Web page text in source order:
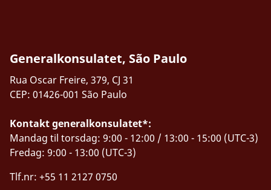
Generalkonsulatet, São Paulo
Rua Oscar Freire, 379, CJ 31
CEP: 01426-001 São Paulo
Kontakt generalkonsulatet*:
Mandag til torsdag: 9:00 - 12:00 / 13:00 - 15:00 (UTC-3)
Fredag: 9:00 - 13:00 (UTC-3)
Tlf.nr: +55 11 2127 0750